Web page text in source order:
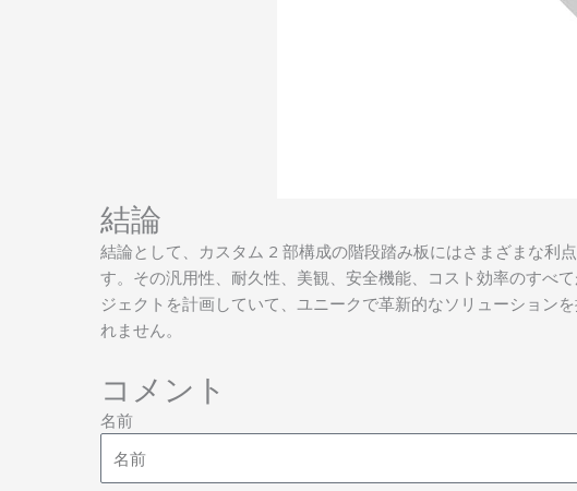
結論
結論として、カスタム 2 部構成の階段踏み板にはさまざまな利
す。その汎用性、耐久性、美観、安全機能、コスト効率のすべ
ジェクトを計画していて、ユニークで革新的なソリューション
れません。
コメント
名前